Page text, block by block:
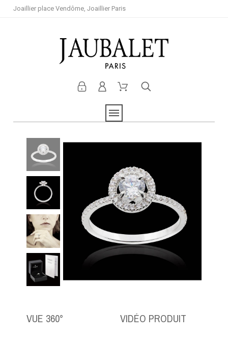
Joaillier place Vendôme, Joaillier Paris
VUE 360° VIDÉO PRODUIT